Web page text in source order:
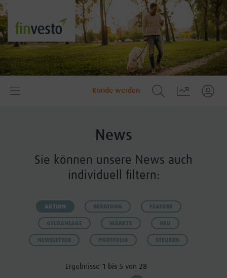
Kunde werden
News
Sie können unsere News auch
individuell filtern:
AKTION BERATUNG FEATURE
GELDANLAGE MÄRKTE NEU
NEWSLETTER PORTFOLIO STEUERN
Ergebnisse 1 bis 5 von 28